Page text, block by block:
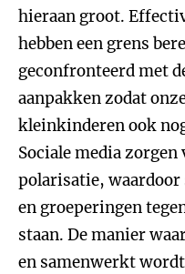
hieraan groot.
hebben een grens
geconfronteerd met
aanpakken zodat
kleinkinderen ook
Sociale media
polarisatie, waardoor
en groeperingen
staan. De manier
en samenwerkt